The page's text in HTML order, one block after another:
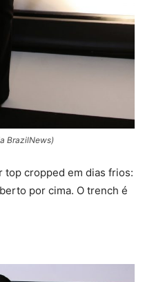
BrazilNews)
top cropped em dias frios:
por cima. O trench é